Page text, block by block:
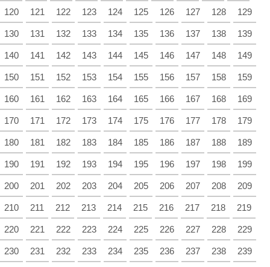
120 121 122 123 124 125 126 127 128 129
130 131 132 133 134 135 136 137 138 139
140 141 142 143 144 145 146 147 148 149
150 151 152 153 154 155 156 157 158 159
160 161 162 163 164 165 166 167 168 169
170 171 172 173 174 175 176 177 178 179
180 181 182 183 184 185 186 187 188 189
190 191 192 193 194 195 196 197 198 199
200 201 202 203 204 205 206 207 208 209
210 211 212 213 214 215 216 217 218 219
220 221 222 223 224 225 226 227 228 229
230 231 232 233 234 235 236 237 238 239